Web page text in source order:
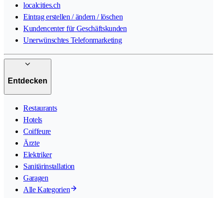
localcities.ch
Eintrag erstellen / ändern / löschen
Kundencenter für Geschäftskunden
Unerwünschtes Telefonmarketing
Entdecken
Restaurants
Hotels
Coiffeure
Ärzte
Elektriker
Sanitärinstallation
Garagen
Alle Kategorien